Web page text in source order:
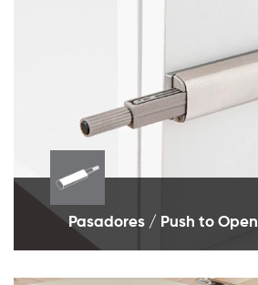
Pasadores / Push to Open